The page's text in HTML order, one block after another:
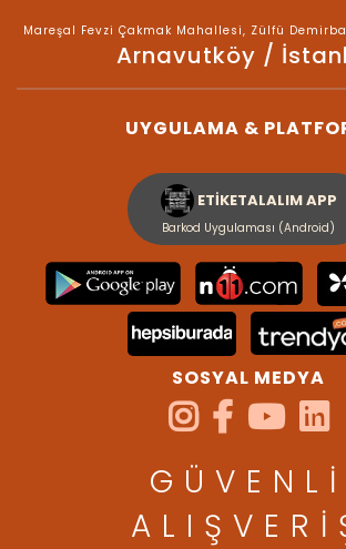
Mareşal Fevzi Çakmak Mahallesi, Zülfü
Arnavutköy /
UYGULAMA &
ETİKETALALIM APP
Barkod Uygulaması (Android)
SOSYAL MEDYA
GÜVENLİ